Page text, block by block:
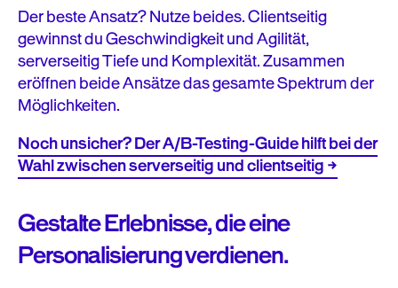
Der beste Ansatz? Nutze beides. Clientseitig
gewinnst du Geschwindigkeit und Agilität,
serverseitig Tiefe und Komplexität. Zusammen
eröffnen beide Ansätze das gesamte Spektrum der
Möglichkeiten.
Noch unsicher? Der A/B-Testing-Guide hilft bei der
Wahl zwischen serverseitig und clientseitig →
Gestalte Erlebnisse, die eine
Personalisierung verdienen.